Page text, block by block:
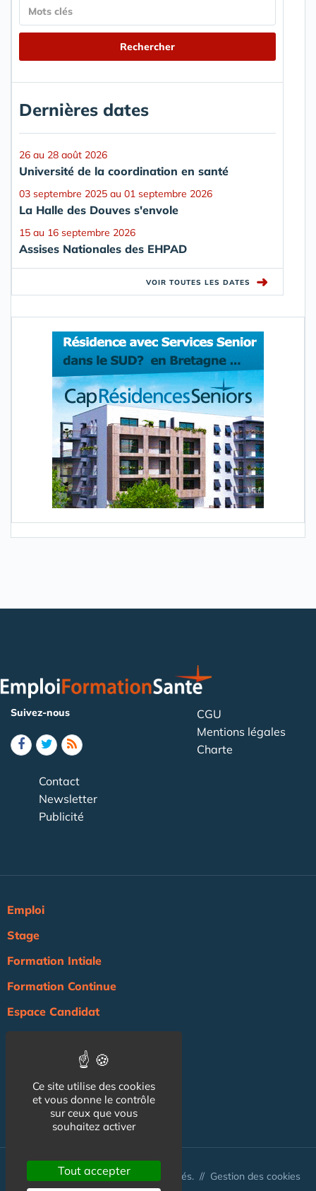
Dernières dates
26 au 28 août 2026
Université de la coordination en santé
03 septembre 2025 au 01 septembre 2026
La Halle des Douves s'envole
15 au 16 septembre 2026
Assises Nationales des EHPAD
VOIR TOUTES LES DATES ➜
Suivez-nous
CGU
Mentions légales
Charte
Contact
Newsletter
Publicité
Emploi
Stage
Formation Intiale
Formation Continue
Espace Candidat
Agenda
NOS AUTRES SITES :
© Australis 2026 - Tous droits réservés. // Gestion des cookies
Ce site utilise des cookies
et vous donne le contrôle
sur ceux que vous
souhaitez activer
Tout accepter